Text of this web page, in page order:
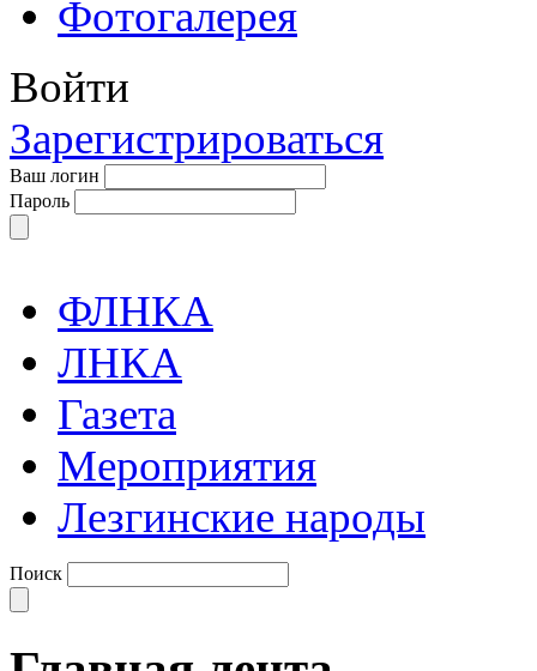
Фотогалерея
Войти
Зарегистрироваться
Ваш логин
Пароль
ФЛНКА
ЛНКА
Газета
Мероприятия
Лезгинские народы
Поиск